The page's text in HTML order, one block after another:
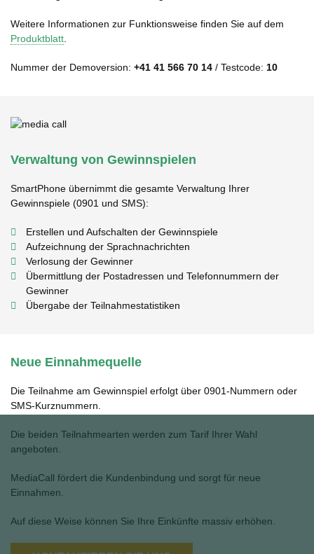
Weitere Informationen zur Funktionsweise finden Sie auf dem
Produktblatt
Nummer der Demoversion: +41 41 566 70 14 / Testcode: 10
Verwaltung von Gewinnspielen
SmartPhone übernimmt die gesamte Verwaltung Ihrer
Gewinnspiele (0901 und SMS):
Erstellen und Aufschalten der Gewinnspiele
Aufzeichnung der Sprachnachrichten
Verlosung der Gewinner
Übermittlung der Postadressen und Telefonnummern der
Gewinner
Übergabe der Teilnahmestatistiken
Neue Einnahmequelle
Die Teilnahme am Gewinnspiel erfolgt über 0901-Nummern oder
SMS-Kurznummern.
Die beiden Teilnahmearten werden zum Tarif Ihrer Wahl
angeboten.
MediaCall fördert die Kundenbindung und sorgt für neue
Einnahmen.
Auf diese Weise können Sie Ihre Einkünfte massiv erhöhen.